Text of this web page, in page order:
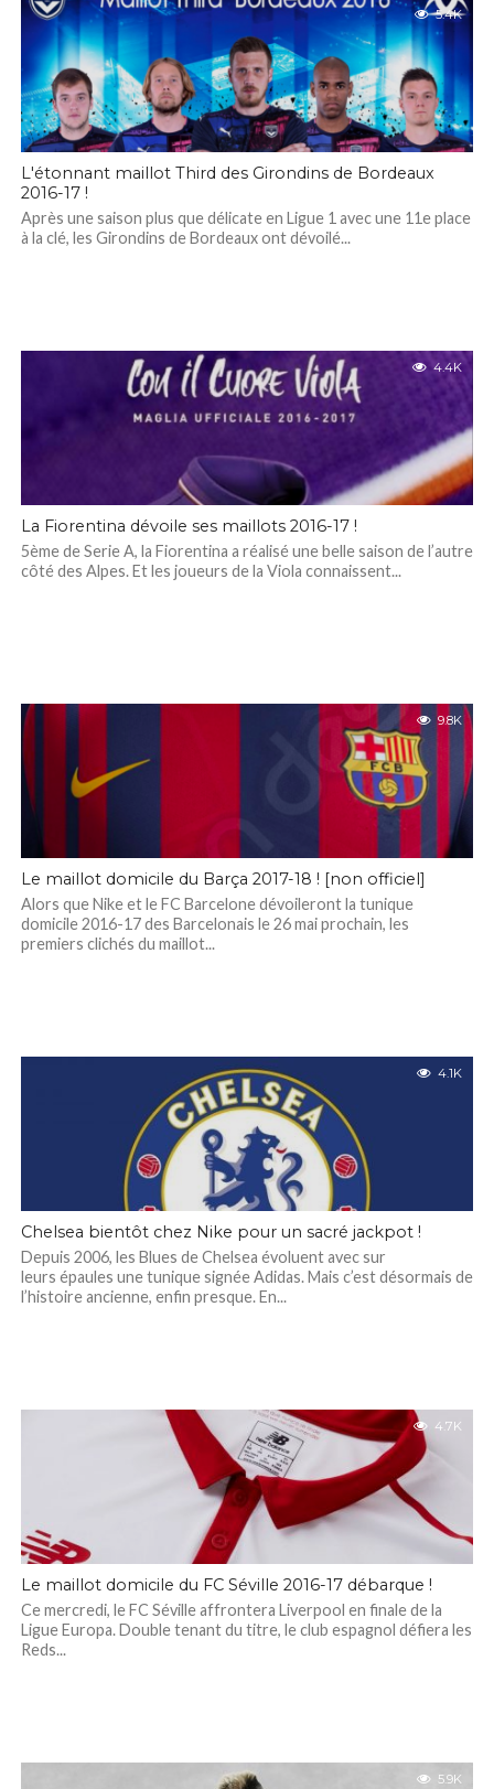
5.4K
L'étonnant maillot Third des Girondins de Bordeaux
2016-17 !
Après une saison plus que délicate en Ligue 1 avec une 11e place
à la clé, les Girondins de Bordeaux ont dévoilé...
4.4K
La Fiorentina dévoile ses maillots 2016-17 !
5ème de Serie A, la Fiorentina a réalisé une belle saison de l’autre
côté des Alpes. Et les joueurs de la Viola connaissent...
9.8K
Le maillot domicile du Barça 2017-18 ! [non officiel]
Alors que Nike et le FC Barcelone dévoileront la tunique
domicile 2016-17 des Barcelonais le 26 mai prochain, les
premiers clichés du maillot...
4.1K
Chelsea bientôt chez Nike pour un sacré jackpot !
Depuis 2006, les Blues de Chelsea évoluent avec sur
leurs épaules une tunique signée Adidas. Mais c’est désormais de
l’histoire ancienne, enfin presque. En...
4.7K
Le maillot domicile du FC Séville 2016-17 débarque !
Ce mercredi, le FC Séville affrontera Liverpool en finale de la
Ligue Europa. Double tenant du titre, le club espagnol défiera les
Reds...
5.9K